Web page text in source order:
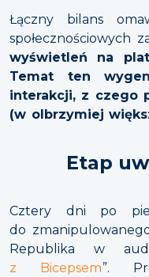
Łączny bilans
społecznościowych
wyświetleń na
Temat ten
interakcji, z czego
(w olbrzymiej
Etap
Cztery dni po
do
Republika w
z Bicepsem”.